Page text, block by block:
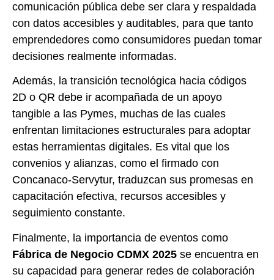
comunicación pública debe ser clara y respaldada
con datos accesibles y auditables, para que tanto
emprendedores como consumidores puedan tomar
decisiones realmente informadas.
Además, la transición tecnológica hacia códigos
2D o QR debe ir acompañada de un apoyo
tangible a las Pymes, muchas de las cuales
enfrentan limitaciones estructurales para adoptar
estas herramientas digitales. Es vital que los
convenios y alianzas, como el firmado con
Concanaco-Servytur, traduzcan sus promesas en
capacitación efectiva, recursos accesibles y
seguimiento constante.
Finalmente, la importancia de eventos como
Fábrica de Negocio CDMX 2025 se encuentra en
su capacidad para generar redes de colaboración